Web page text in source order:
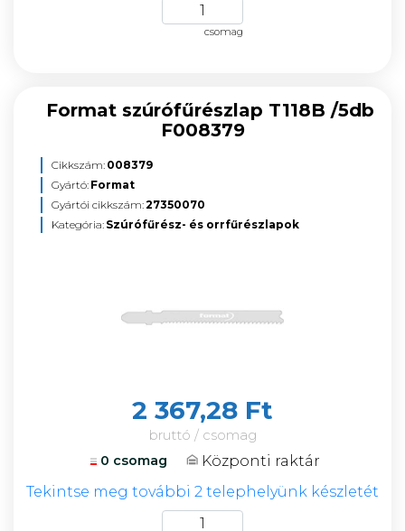
csomag
Format szúrófűrészlap T118B /5db
F008379
Cikkszám: 008379
Gyártó: Format
Gyártói cikkszám:27350070
Kategória: Szúrófűrész- és orrfűrészlapok
2 367,28 Ft
bruttó / csomag
0 csomag
Központi raktár
Tekintse meg további 2 telephelyünk készletét